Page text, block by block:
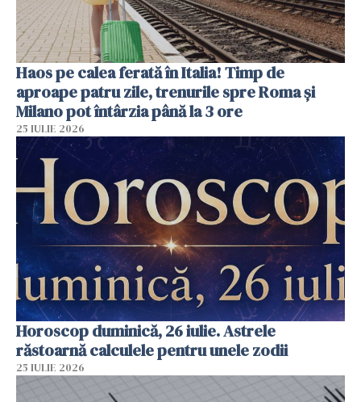
Haos pe calea ferată în Italia! Timp de
aproape patru zile, trenurile spre Roma și
Milano pot întârzia până la 3 ore
25 IULIE 2026
Horoscop duminică, 26 iulie. Astrele
răstoarnă calculele pentru unele zodii
25 IULIE 2026